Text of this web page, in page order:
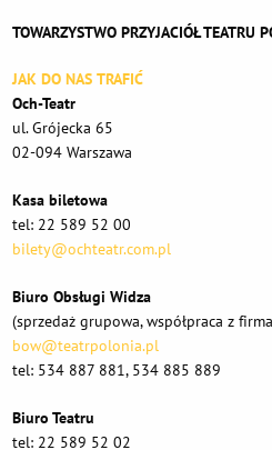
TOWARZYSTWO PRZYJACIÓŁ TEATRU
JAK DO NAS TRAFIĆ
Och-Teatr
ul. Grójecka 65
02-094 Warszawa
Kasa biletowa
tel: 22 589 52 00
bilety@ochteatr.com.pl
Biuro Obsługi Widza
(sprzedaż grupowa, współpraca z
bow@teatrpolonia.pl
tel: 534 887 881, 534 885 889
Biuro Teatru
tel: 22 589 52 02